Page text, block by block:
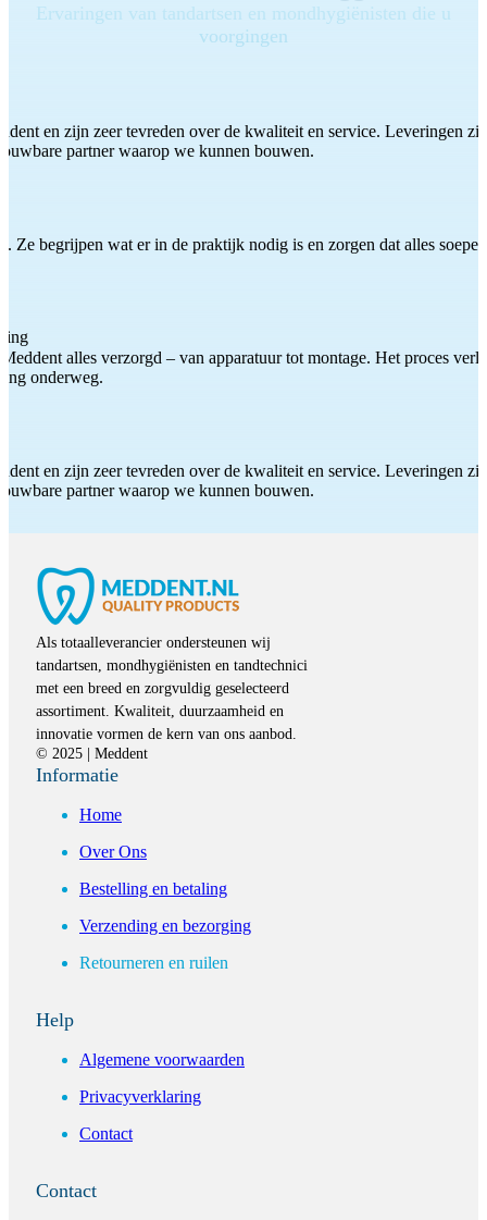
Ervaringen van tandartsen en mondhygiënisten die u
voorgingen
en zijn zeer tevreden over de kwaliteit en service. Leveringen
partner waarop we kunnen bouwen.
Ze begrijpen wat er in de praktijk nodig is en zorgen dat alles
alles verzorgd – van apparatuur tot montage. Het proces
onderweg.
en zijn zeer tevreden over de kwaliteit en service. Leveringen
partner waarop we kunnen bouwen.
Als totaalleverancier ondersteunen wij
tandartsen, mondhygiënisten en tandtechnici
met een breed en zorgvuldig geselecteerd
assortiment. Kwaliteit, duurzaamheid en
innovatie vormen de kern van ons aanbod.
© 2025 | Meddent
Informatie
Home
Over Ons
Bestelling en betaling
Verzending en bezorging
Retourneren en ruilen
Help
Algemene voorwaarden
Privacyverklaring
Contact
Contact